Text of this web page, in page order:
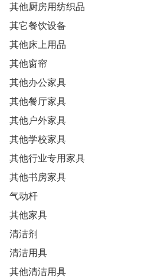
其他厨房用纺织品
其它餐饮设备
其他床上用品
其他窗帘
其他办公家具
其他餐厅家具
其他户外家具
其他学校家具
其他行业专用家具
其他书房家具
气动杆
其他家具
清洁剂
清洁用具
其他清洁用具